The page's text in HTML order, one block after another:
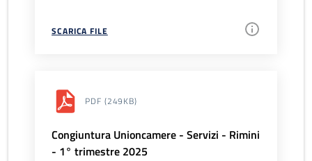
SCARICA FILE
PDF (249KB)
Congiuntura Unioncamere - Servizi - Rimini
- 1° trimestre 2025